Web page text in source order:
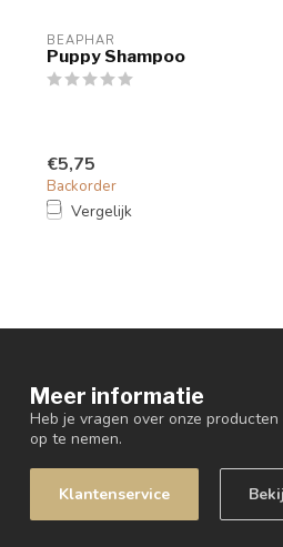
BEAPHAR
Puppy Shampoo
€5,75
Backorder
Vergelijk
Meer informatie
Heb je vragen over onze
op te nemen.
Klantenservice